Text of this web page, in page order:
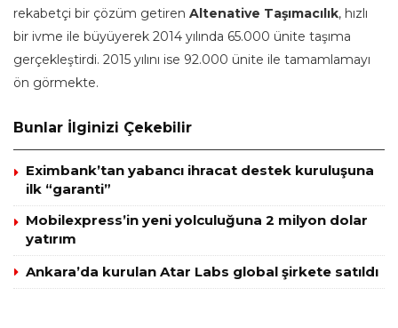
rekabetçi bir çözüm getiren Altenative Taşımacılık, hızlı
bir ivme ile büyüyerek 2014 yılında 65.000 ünite taşıma
gerçekleştirdi. 2015 yılını ise 92.000 ünite ile tamamlamayı
ön görmekte.
Bunlar İlginizi Çekebilir
Eximbank’tan yabancı ihracat destek kuruluşuna
ilk “garanti”
Mobilexpress’in yeni yolculuğuna 2 milyon dolar
yatırım
Ankara’da kurulan Atar Labs global şirkete satıldı